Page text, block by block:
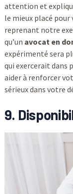
attention et
le mieux placé pour
reprenant notre
qu’un avocat en
expérimenté sera
qui exercerait dans
aider à renforcer
sérieux dans votre
9.